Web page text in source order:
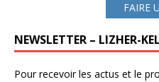
FAIRE
NEWSLETTER – LIZHER-
Pour recevoir les actus et le